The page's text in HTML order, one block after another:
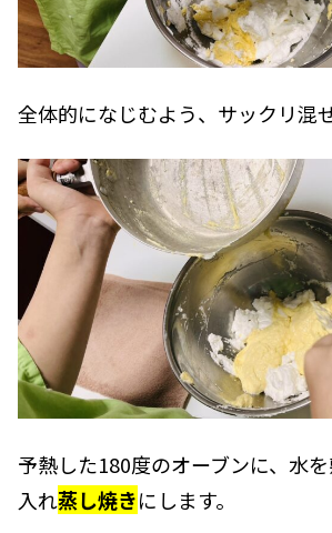
全体的になじむよう、サックリ混
予熱した180度のオーブンに、水
入れ蒸し焼きにします。